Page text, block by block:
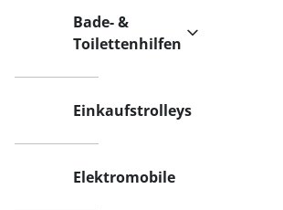
Bade- &
Toilettenhilfen
Einkaufstrolleys
Elektromobile